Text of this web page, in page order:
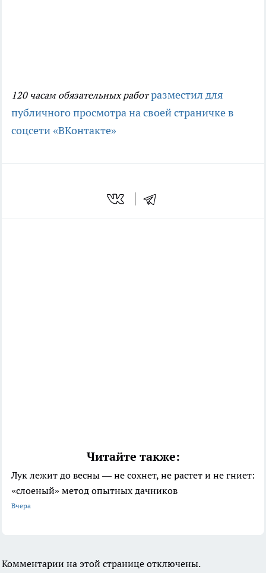
120 часам обязательных работразместил для
публичного просмотра на своей страничке в
соцсети «ВКонтакте»
Читайте также:
Лук лежит до весны — не сохнет, не растет и не гниет:
«слоеный» метод опытных дачников
Вчера
Комментарии на этой странице отключены.